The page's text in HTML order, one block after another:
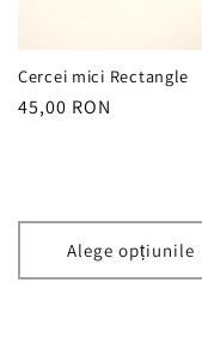
Cercei mici Rectangle
Preț
45,00 RON
Alege opțiunile